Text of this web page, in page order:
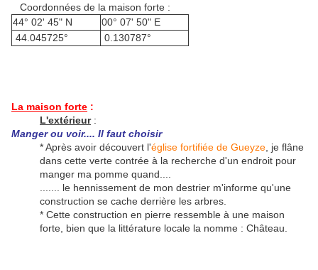
Coordonnées de la maison forte :
44° 02' 45" N
00° 07' 50" E
44.045725°
0.130787°
La maison forte :
L'extérieur:
Manger ou voir.... Il faut choisir
* Après avoir découvert l'église fortifiée de Gueyze , je flâne
dans cette verte contrée à la recherche d'un endroit pour
manger ma pomme quand....
....... le hennissement de mon destrier m'informe qu'une
construction se cache derrière les arbres.
* Cette construction en pierre ressemble à une maison
forte, bien que la littérature locale la nomme : Château.